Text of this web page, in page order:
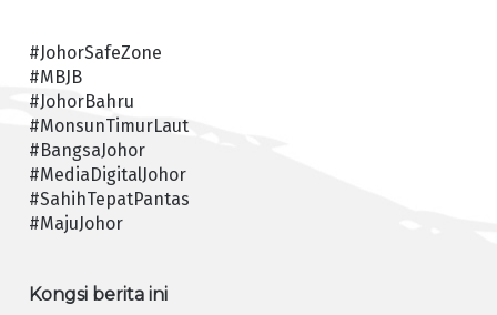
#JohorSafeZone
#MBJB
#JohorBahru
#MonsunTimurLaut
#BangsaJohor
#MediaDigitalJohor
#SahihTepatPantas
#MajuJohor
Kongsi berita ini